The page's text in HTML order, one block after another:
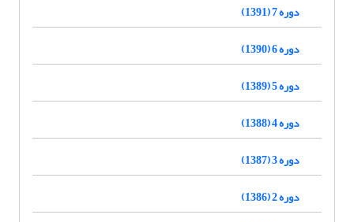
دوره 7 (1391)
دوره 6 (1390)
دوره 5 (1389)
دوره 4 (1388)
دوره 3 (1387)
دوره 2 (1386)